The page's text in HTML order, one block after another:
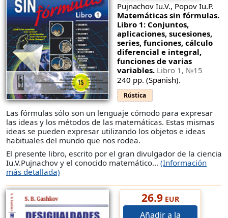
Pujnachov Iu.V., Popov Iu.P.
Matemáticas sin fórmulas.
Libro 1: Conjuntos,
aplicaciones, sucesiones,
series, funciones, cálculo
diferencial e integral,
funciones de varias
variables. Libro 1, №15
240 pp. (Spanish).
Rústica
Las fórmulas sólo son un lenguaje cómodo para expresar
las ideas y los métodos de las matemáticas. Estas mismas
ideas se pueden expresar utilizando los objetos e ideas
habituales del mundo que nos rodea.
El presente libro, escrito por el gran divulgador de la ciencia
Iu.V.Pujnachov y el conocido matemático... (Información
más detallada)
26.9EUR
Añadir a la